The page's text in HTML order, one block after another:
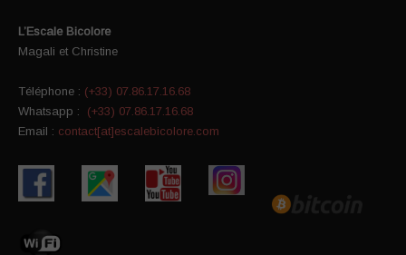
L’Escale Bicolore
Magali et Christine
Téléphone : (+33) 07.86.17.16.68
Whatsapp : (+33) 07.86.17.16.68
Email : contact[at]escalebicolore.com